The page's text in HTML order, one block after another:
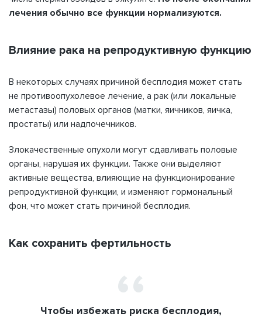
лечения обычно все функции нормализуются.
Влияние рака на репродуктивную функцию
В некоторых случаях причиной бесплодия может стать
не противоопухолевое лечение, а рак (или локальные
метастазы) половых органов (матки, яичников, яичка,
простаты) или надпочечников.
Злокачественные опухоли могут сдавливать половые
органы, нарушая их функции. Также они выделяют
активные вещества, влияющие на функционирование
репродуктивной функции, и изменяют гормональный
фон, что может стать причиной бесплодия.
Как сохранить фертильность
Чтобы избежать риска бесплодия,